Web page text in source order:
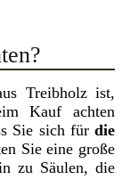
Treibholz ist,
Kauf achten
Sie sich für die
Sie eine große
zu Säulen, die